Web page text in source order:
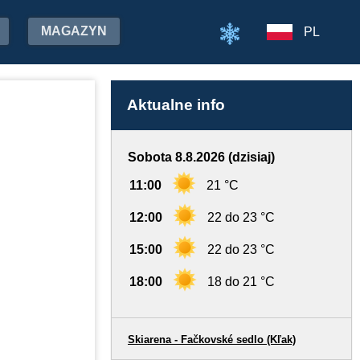
MAGAZYN PL
Aktualne info
Sobota 8.8.2026 (dzisiaj)
11:00 21 °C
12:00 22 do 23 °C
15:00 22 do 23 °C
18:00 18 do 21 °C
Skiarena - Fačkovské sedlo (Kľak)